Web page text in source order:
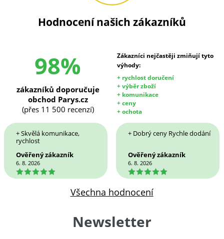
Hodnocení našich zákazníků
98%
Zákazníci nejčastěji zmiňují tyto
výhody:
+ rychlost doručení
+ výběr zboží
+ komunikace
+ ceny
+ ochota
zákazníků doporučuje
obchod Parys.cz
(přes 11 500 recenzí)
+ Skvělá komunikace,
rychlost
Ověřený zákazník
6. 8. 2026
5
+ Dobrý ceny Rychle dodání
Ověřený zákazník
6. 8. 2026
5
Všechna hodnocení
Newsletter